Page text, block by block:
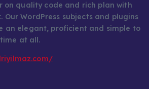
on quality code and rich plan with
Our WordPress subjects and plugins
an elegant, proficient and simple to
at all.